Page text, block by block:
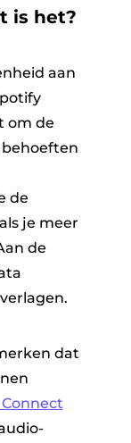
is het?
aan
om de
de
je meer
de
dat